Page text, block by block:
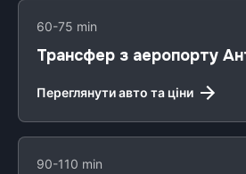
60-75 min
Трансфер з аеропорту
Переглянути авто та ціни
90-110 min